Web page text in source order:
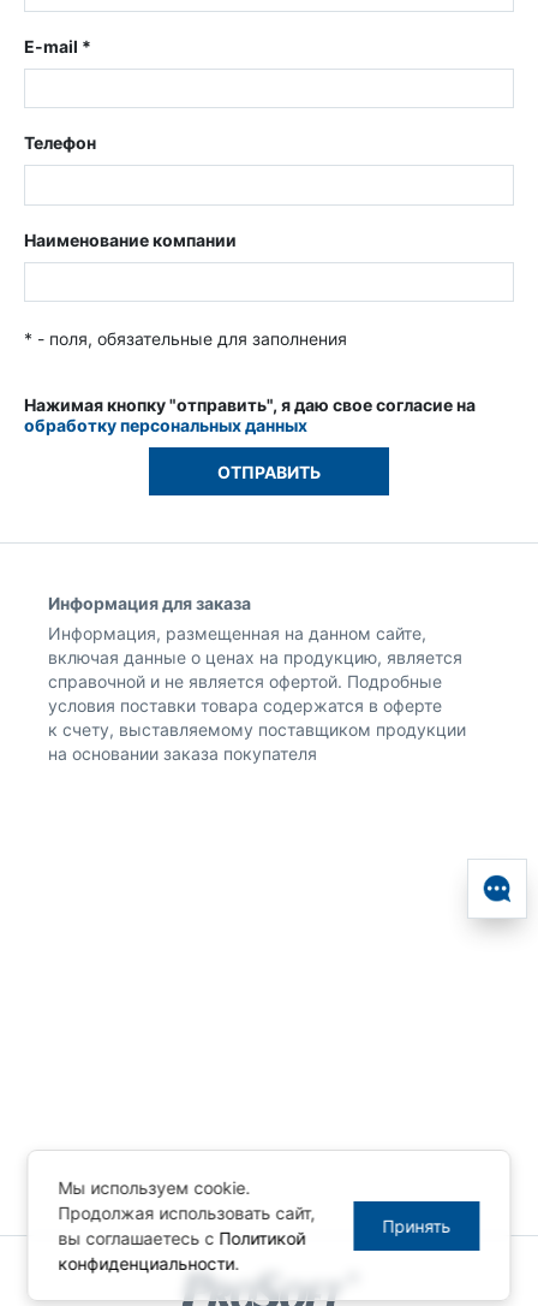
E-mail *
Телефон
Наименование компании
* - поля, обязательные для заполнения
Нажимая кнопку "отправить", я даю свое согласие на
обработку персональных данных
Информация для заказа
Информация, размещенная на данном сайте,
включая данные о ценах на продукцию, является
справочной и не является офертой. Подробные
условия поставки товара содержатся в оферте
к счету, выставляемому поставщиком продукции
на основании заказа покупателя
Мы используем cookie.
Продолжая использовать сайт,
вы соглашаетесь с Политикой
конфиденциальности.
Принять